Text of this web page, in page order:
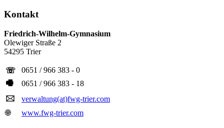
Kontakt
Friedrich-Wilhelm-Gymnasium
Olewiger Straße 2
54295 Trier
☏
0651 / 966 383 - 0
🖷
0651 / 966 383 - 18
🖂
verwaltung(at)fwg-trier.com
🌐
www.fwg-trier.com